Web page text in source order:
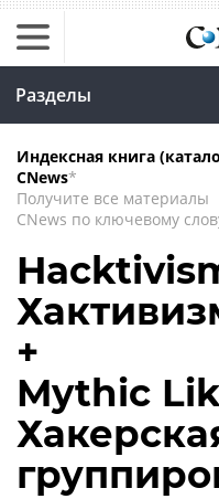
Разделы
Индексная книга
CNews*
Получите все материалы
CNews по ключевому
+
Mythic